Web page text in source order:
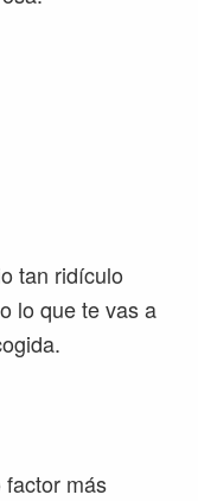
tan ridículo
lo que te vas a
más